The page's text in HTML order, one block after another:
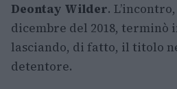
Deontay Wilder.
dicembre del 2018, terminò
lasciando, di fatto, il titolo
detentore.